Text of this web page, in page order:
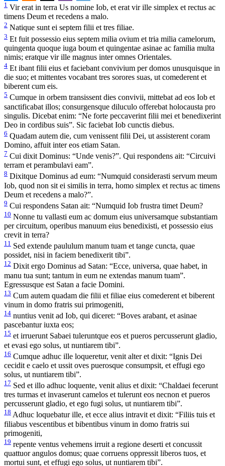
1 Vir erat in terra Us nomine Iob, et erat vir ille simplex et rectus ac
timens Deum et recedens a malo.
2 Natique sunt ei septem filii et tres filiae.
3 Et fuit possessio eius septem milia ovium et tria milia camelorum,
quingenta quoque iuga boum et quingentae asinae ac familia multa
nimis; eratque vir ille magnus inter omnes Orientales.
4 Et ibant filii eius et faciebant convivium per domos unusquisque in
die suo; et mittentes vocabant tres sorores suas, ut comederent et
biberent cum eis.
5 Cumque in orbem transissent dies convivii, mittebat ad eos Iob et
sanctificabat illos; consurgensque diluculo offerebat holocausta pro
singulis. Dicebat enim: “Ne forte peccaverint filii mei et benedixerint
Deo in cordibus suis”. Sic faciebat Iob cunctis diebus.
6 Quadam autem die, cum venissent filii Dei, ut assisterent coram
Domino, affuit inter eos etiam Satan.
7 Cui dixit Dominus: “Unde venis?”. Qui respondens ait: “Circuivi
terram et perambulavi eam”.
8 Dixitque Dominus ad eum: “Numquid considerasti servum meum
Iob, quod non sit ei similis in terra, homo simplex et rectus ac timens
Deum et recedens a malo?”.
9 Cui respondens Satan ait: “Numquid Iob frustra timet Deum?
10 Nonne tu vallasti eum ac domum eius universamque substantiam
per circuitum, operibus manuum eius benedixisti, et possessio eius
crevit in terra?
11 Sed extende paululum manum tuam et tange cuncta, quae
possidet, nisi in faciem benedixerit tibi”.
12 Dixit ergo Dominus ad Satan: “Ecce, universa, quae habet, in
manu tua sunt; tantum in eum ne extendas manum tuam”.
Egressusque est Satan a facie Domini.
13 Cum autem quadam die filii et filiae eius comederent et biberent
vinum in domo fratris sui primogeniti,
14 nuntius venit ad Iob, qui diceret: “Boves arabant, et asinae
pascebantur iuxta eos;
15 et irruerunt Sabaei tuleruntque eos et pueros percusserunt gladio,
et evasi ego solus, ut nuntiarem tibi”.
16 Cumque adhuc ille loqueretur, venit alter et dixit: “Ignis Dei
cecidit e caelo et ussit oves puerosque consumpsit, et effugi ego
solus, ut nuntiarem tibi”.
17 Sed et illo adhuc loquente, venit alius et dixit: “Chaldaei fecerunt
tres turmas et invaserunt camelos et tulerunt eos necnon et pueros
percusserunt gladio, et ego fugi solus, ut nuntiarem tibi”.
18 Adhuc loquebatur ille, et ecce alius intravit et dixit: “Filiis tuis et
filiabus vescentibus et bibentibus vinum in domo fratris sui
primogeniti,
19 repente ventus vehemens irruit a regione deserti et concussit
quattuor angulos domus; quae corruens oppressit liberos tuos, et
mortui sunt, et effugi ego solus, ut nuntiarem tibi”.